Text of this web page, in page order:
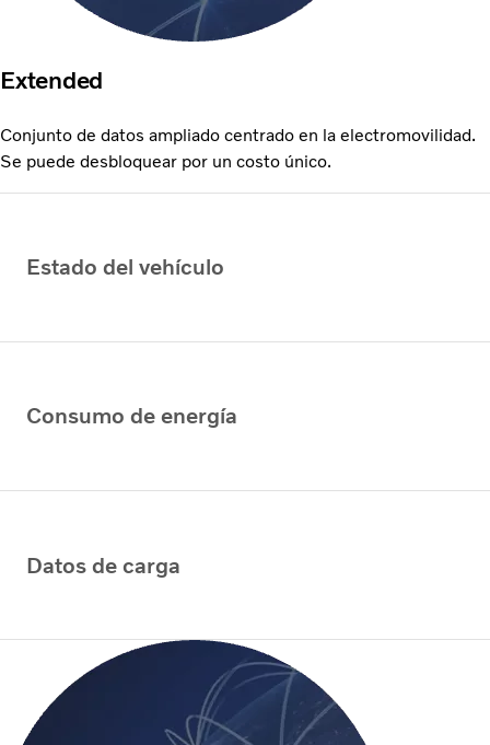
Extended
Conjunto de datos ampliado centrado en la electromovilidad.
Se puede desbloquear por un costo único.
Estado del vehículo
Consumo de energía
Datos de carga